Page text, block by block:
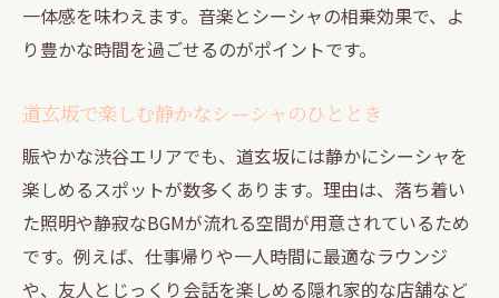
一体感を味わえます。音楽とシーシャの相乗効果で、よ
り豊かな時間を過ごせるのがポイントです。
道玄坂で楽しむ静かなシーシャのひととき
賑やかな渋谷エリアでも、道玄坂には静かにシーシャを
楽しめるスポットが数多くあります。理由は、落ち着い
た照明や静寂なBGMが流れる空間が用意されているため
です。例えば、仕事帰りや一人時間に最適なラウンジ
や、友人とじっくり会話を楽しめる隠れ家的な店舗など